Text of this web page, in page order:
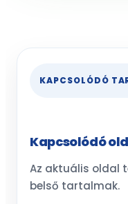
KAPCSOLÓDÓ
Kapcsolódó
Az aktuális oldal
belső tartalmak.